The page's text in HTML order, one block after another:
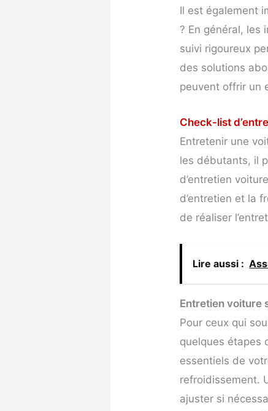
Il est également
? En général, les
suivi rigoureux
des solutions
peuvent offrir un
Check-list
Entretenir une
les débutants, il
d’entretien
d’entretien et la
de réaliser
Lire aussi :
Entretien voiture
Pour ceux qui
quelques étapes
essentiels de
refroidissement.
ajuster si